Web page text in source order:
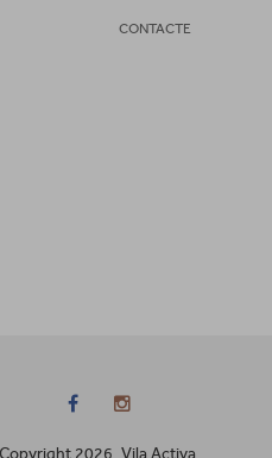
CONTACTE
Copyright 2026. Vila Activa